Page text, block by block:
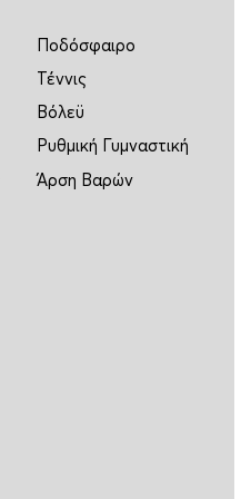
Ποδόσφαιρο
Τέννις
Βόλεϋ
Ρυθμική Γυμναστική
Άρση Βαρών